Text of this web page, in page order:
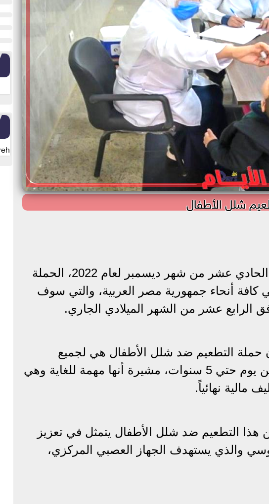
شلل الأطفال
انطلقت مساء أمس الأحد الموافق الحادي عشر من شهر ديسمبر لعام 2022، الحملة
كافة أنحاء جمهورية مصر العربية، والتي سوف
الرابع عشر من الشهر الميلادي الجاري.
التطعيم ضد شلل الأطفال هي لجميع
الأطفال في جميع المحافظات من سن يوم حتي 5 سنوات، مشيرة أنها مهمة للغاية وهي
مالية نهائياً.
التطعيم ضد شلل الأطفال يتمثل في تعزيز
والذي يستهدف الجهاز العصبي المركزي،